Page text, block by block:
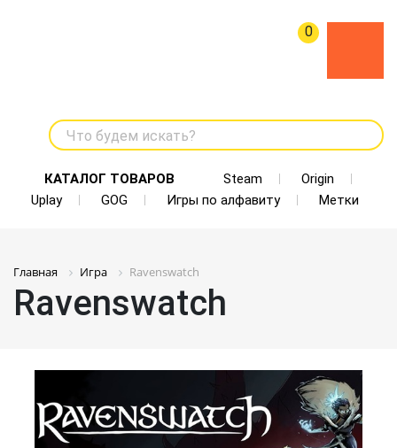
0
Что будем искать?
КАТАЛОГ ТОВАРОВ Steam
Origin
Uplay
GOG Игры по алфавиту Метки
Главная Игра Ravenswatch
Ravenswatch